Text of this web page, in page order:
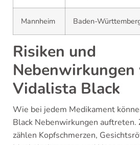
Mannheim Baden-
Risiken und
Nebenwirkungen
Vidalista Black
Wie bei jedem Medikament
Black Nebenwirkungen auftreten.
zählen Kopfschmerzen,